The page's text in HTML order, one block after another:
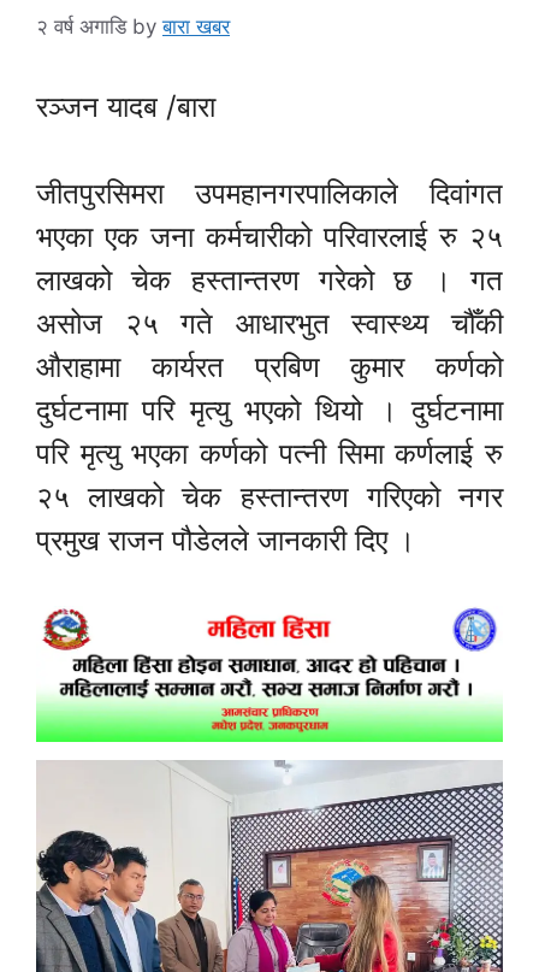
२ वर्ष अगाडि byबारा खबर
रञ्जन यादब /बारा
जीतपुरसिमरा उपमहानगरपालिकाले दिवांगत
भएका एक जना कर्मचारीको परिवारलाई रु २५
लाखको चेक हस्तान्तरण गरेको छ । गत
असोज २५ गते आधारभुत स्वास्थ्य चौँकी
औराहामा कार्यरत प्रबिण कुमार कर्णको
दुर्घटनामा परि मृत्यु भएको थियो । दुर्घटनामा
परि मृत्यु भएका कर्णको पत्नी सिमा कर्णलाई रु
२५ लाखको चेक हस्तान्तरण गरिएको नगर
प्रमुख राजन पौडेलले जानकारी दिए ।